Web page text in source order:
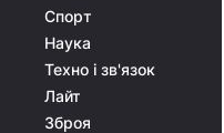
Спорт
Наука
Техно і зв'язок
Лайт
Зброя